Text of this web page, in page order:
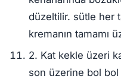
düzeltilir. sütle her
kremanın tamamı
2. Kat kekle üzeri
son üzerine bol